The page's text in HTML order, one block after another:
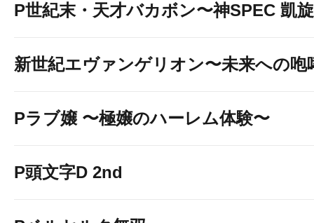
P世紀末・天才バカボン〜神SPEC 凱
新世紀エヴァンゲリオン〜未来への咆
Pラブ嬢 〜極嬢のハーレム体験〜
P頭文字D 2nd